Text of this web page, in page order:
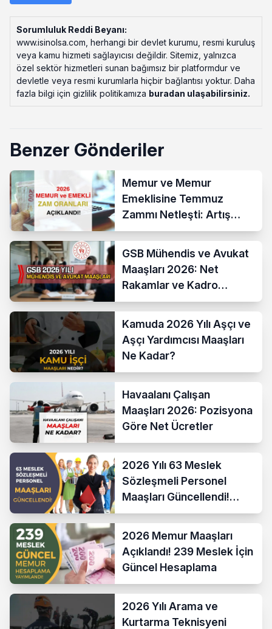
Sorumluluk Reddi Beyanı:
www.isinolsa.com, herhangi bir devlet kurumu, resmi kuruluş
veya kamu hizmeti sağlayıcısı değildir. Sitemiz, yalnızca
özel sektör hizmetleri sunan bağımsız bir platformdur ve
devletle veya resmi kurumlarla hiçbir bağlantısı yoktur. Daha
fazla bilgi için gizlilik politikamıza buradan ulaşabilirsiniz.
Benzer Gönderiler
Memur ve Memur
Emeklisine Temmuz
Zammı Netleşti: Artış
Yüzde 13,52 Oldu
GSB Mühendis ve Avukat
Maaşları 2026: Net
Rakamlar ve Kadro
Karşılaştırması
Kamuda 2026 Yılı Aşçı ve
Aşçı Yardımcısı Maaşları
Ne Kadar?
Havaalanı Çalışan
Maaşları 2026: Pozisyona
Göre Net Ücretler
2026 Yılı 63 Meslek
Sözleşmeli Personel
Maaşları Güncellendi!
Hesaplama Formülü ve
2026 Memur Maaşları
Açıklandı! 239 Meslek İçin
Güncel Hesaplama
2026 Yılı Arama ve
Kurtarma Teknisyeni